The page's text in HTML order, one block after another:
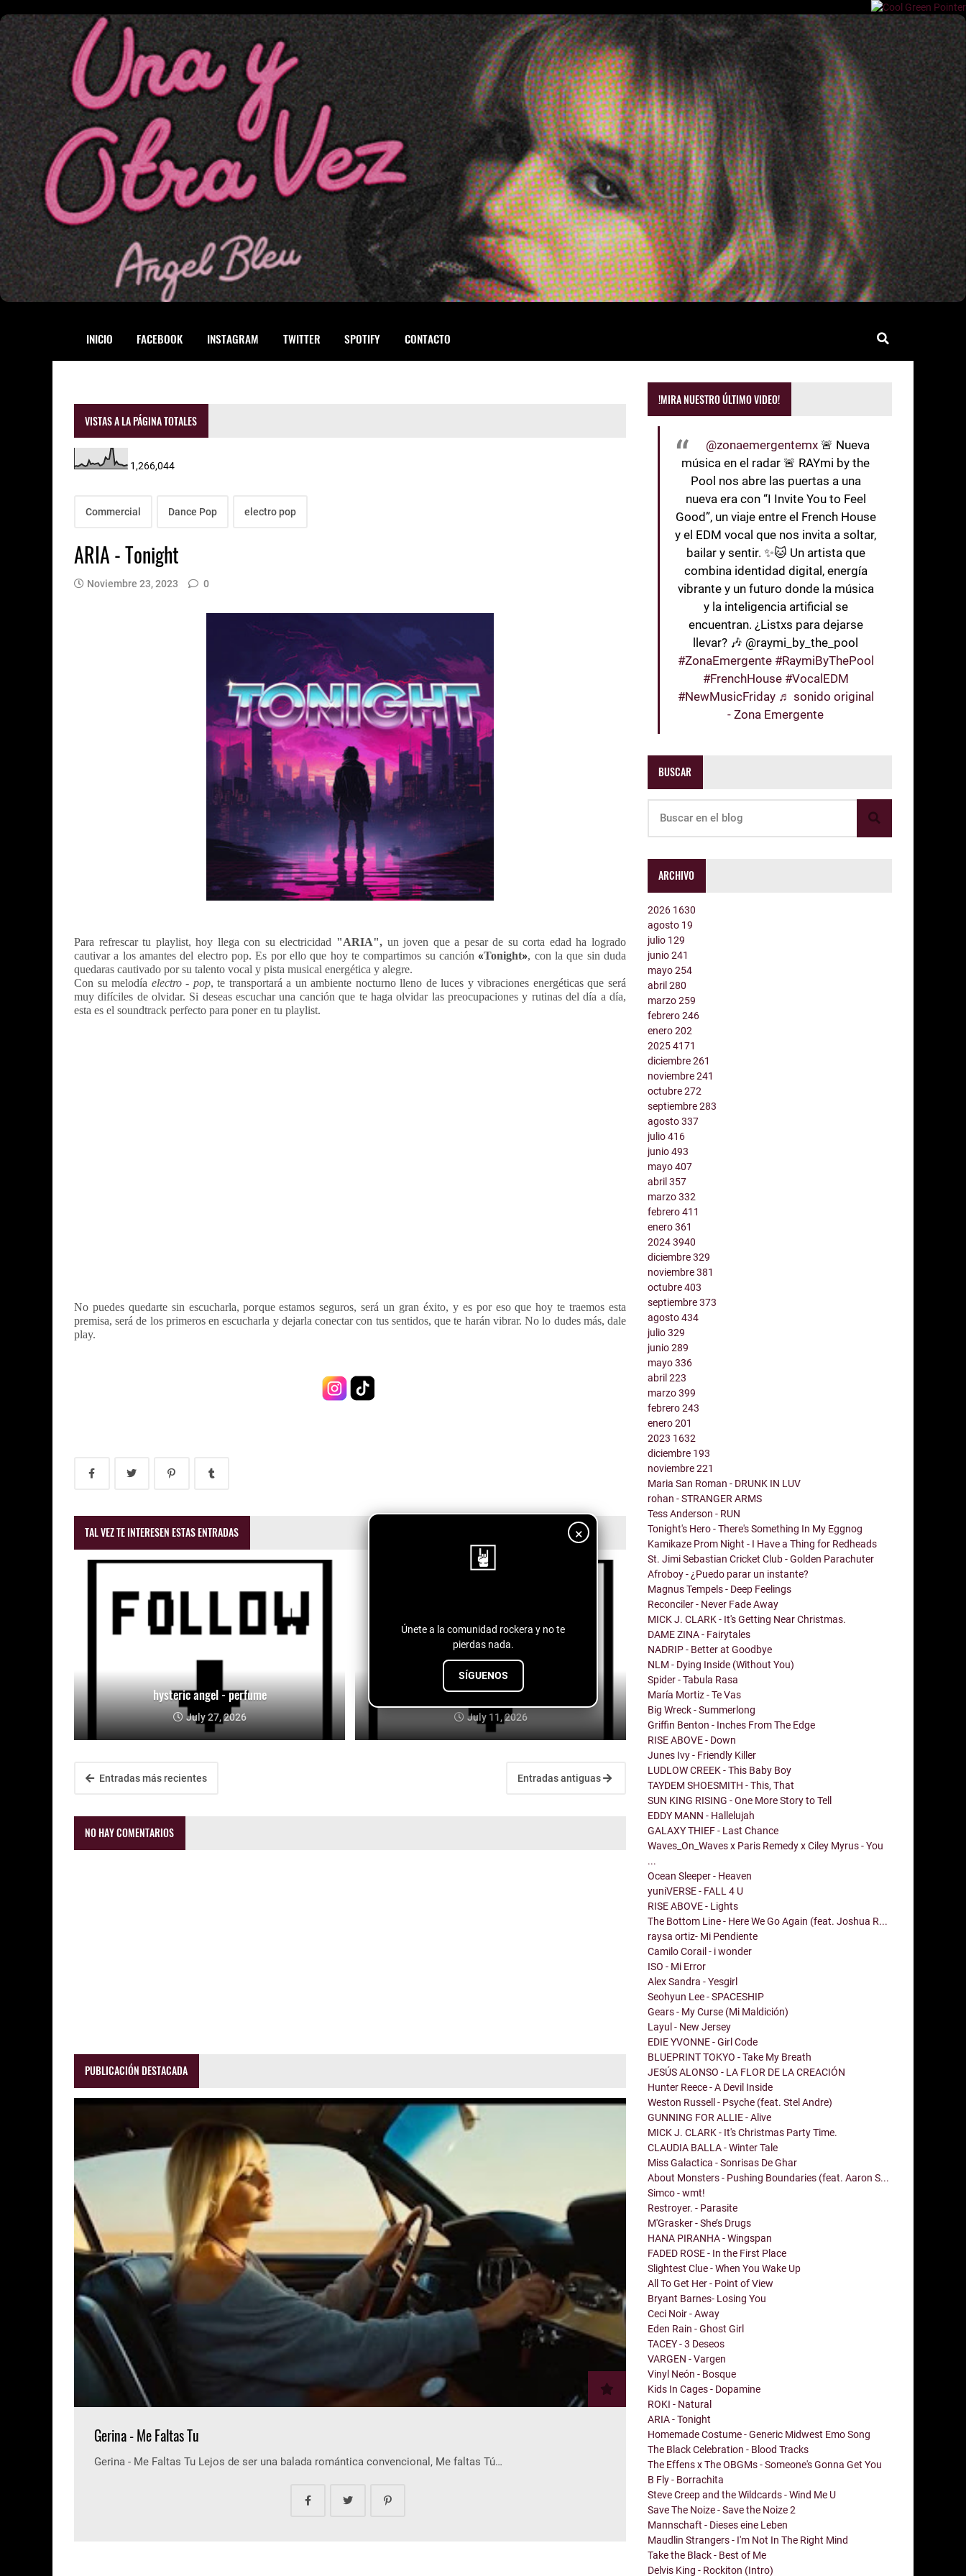
INICIO FACEBOOK INSTAGRAM TWITTER SPOTIFY CONTACTO
×
Únete a la comunidad rockera y no te
pierdas nada.
SÍGUENOS
VISTAS A LA PÁGINA TOTALES
1,266,044
Commercial Dance Pop electro pop
ARIA - Tonight
Noviembre 23, 2023 0
Para refrescar tu playlist, hoy llega con su electricidad "ARIA", un joven que a pesar de su corta edad ha logrado
cautivar a los amantes del electro pop. Es por ello que hoy te compartimos su canción«Tonight», con la que sin duda
quedaras cautivado por su talento vocal y pista musical energética y alegre.
Con su melodía electro - pop, te transportará a un ambiente nocturno lleno de luces y vibraciones energéticas que será
muy difíciles de olvidar. Si deseas escuchar una canción que te haga olvidar las preocupaciones y rutinas del día a día,
esta es el soundtrack perfecto para poner en tu playlist.
No puedes quedarte sin escucharla, porque estamos seguros, será un gran éxito, y es por eso que hoy te traemos esta
premisa, será de los primeros en escucharla y dejarla conectar con tus sentidos, que te harán vibrar. No lo dudes más, dale
play.
TAL VEZ TE INTERESEN ESTAS ENTRADAS
hysteric angel - perfume
July 27, 2026
Jah Gordy - Jersey Summer
July 11, 2026
Entradas más recientes Entradas antiguas
NO HAY COMENTARIOS
PUBLICACIÓN DESTACADA
Gerina - Me Faltas Tu
Gerina - Me Faltas Tu Lejos de ser una balada romántica convencional, Me faltas Tú…
!MIRA NUESTRO ÚLTIMO VIDEO!
@zonaemergentemx 🚨 Nueva
música en el radar 🚨 RAYmi by the
Pool nos abre las puertas a una
nueva era con “I Invite You to Feel
Good”, un viaje entre el French House
y el EDM vocal que nos invita a soltar,
bailar y sentir. ✨🐱 Un artista que
combina identidad digital, energía
vibrante y un futuro donde la música
y la inteligencia artificial se
encuentran. ¿Listxs para dejarse
llevar? 🎶 @raymi_by_the_pool
#ZonaEmergente #RaymiByThePool
#FrenchHouse #VocalEDM
#NewMusicFriday ♬ sonido original
- Zona Emergente
BUSCAR
ARCHIVO
2026 1630
agosto 19
julio 129
junio241
mayo254
abril280
marzo259
febrero246
enero202
20254171
diciembre261
noviembre241
octubre272
septiembre283
agosto337
julio416
junio493
mayo407
abril357
marzo332
febrero411
enero361
20243940
diciembre329
noviembre381
octubre403
septiembre373
agosto434
julio329
junio289
mayo336
abril223
marzo399
febrero243
enero201
2023 1632
diciembre 193
noviembre221
Maria San Roman - DRUNK IN LUV
rohan - STRANGER ARMS
Tess Anderson - RUN
Tonight's Hero - There's Something In My Eggnog
Kamikaze Prom Night - I Have a Thing for Redheads
St. Jimi Sebastian Cricket Club - Golden Parachuter
Afroboy - ¿Puedo parar un instante?
Magnus Tempels - Deep Feelings
Reconciler - Never Fade Away
MICK J. CLARK - It's Getting Near Christmas.
DAME ZINA - Fairytales
NADRIP - Better at Goodbye
NLM - Dying Inside (Without You)
Spider - Tabula Rasa
María Mortiz - Te Vas
Big Wreck - Summerlong
Griffin Benton - Inches From The Edge
RISE ABOVE - Down
Junes Ivy - Friendly Killer
LUDLOW CREEK - This Baby Boy
TAYDEM SHOESMITH - This, That
SUN KING RISING - One More Story to Tell
EDDY MANN - Hallelujah
GALAXY THIEF - Last Chance
Waves_On_Waves x Paris Remedy x Ciley Myrus - You
...
Ocean Sleeper - Heaven
yuniVERSE - FALL 4 U
RISE ABOVE - Lights
The Bottom Line - Here We Go Again (feat. Joshua R...
raysa ortiz- Mi Pendiente
Camilo Corail - i wonder
ISO - Mi Error
Alex Sandra - Yesgirl
Seohyun Lee - SPACESHIP
Gears - My Curse (Mi Maldición)
Layul - New Jersey
EDIE YVONNE - Girl Code
BLUEPRINT TOKYO - Take My Breath
JESÚS ALONSO - LA FLOR DE LA CREACIÓN
Hunter Reece - A Devil Inside
Weston Russell - Psyche (feat. Stel Andre)
GUNNING FOR ALLIE - Alive
MICK J. CLARK - It's Christmas Party Time.
CLAUDIA BALLA - Winter Tale
Miss Galactica - Sonrisas De Ghar
About Monsters - Pushing Boundaries (feat. Aaron S...
Simco - wmt!
Restroyer. - Parasite
M'Grasker - She’s Drugs
HANA PIRANHA - Wingspan
FADED ROSE - In the First Place
Slightest Clue - When You Wake Up
All To Get Her - Point of View
Bryant Barnes- Losing You
Ceci Noir - Away
Eden Rain - Ghost Girl
TACEY - 3 Deseos
VARGEN - Vargen
Vinyl Neón - Bosque
Kids In Cages - Dopamine
ROKI - Natural
ARIA - Tonight
Homemade Costume - Generic Midwest Emo Song
The Black Celebration - Blood Tracks
The Effens x The OBGMs - Someone's Gonna Get You
B Fly - Borrachita
Steve Creep and the Wildcards - Wind Me U
Save The Noize - Save the Noize 2
Mannschaft - Dieses eine Leben
Maudlin Strangers - I'm Not In The Right Mind
Take the Black - Best of Me
Delvis King - Rockiton (Intro)